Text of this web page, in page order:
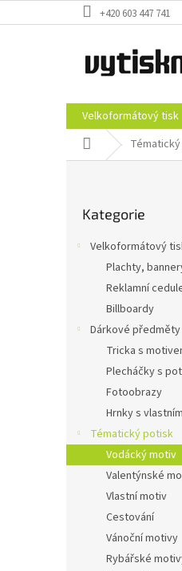
na
+420 603 447 741
Velkoformátový tisk
Domů
kategorie
Kategorie
Velkoformátový
Plachty,
Reklamní
Billboardy
Dárkové předměty
Tricka s
Plecháčky s
Fotoobrazy
Hrnky s
Tématický potisk
Vodácký motiv
Valentýnské
Vlastní motiv
Cestování
Vánoční motivy
Rybářské